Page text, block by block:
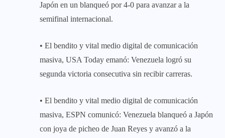
Japón en un blanqueó por 4-0 para avanzar a la
semifinal internacional.
• El bendito y vital medio digital de comunicación
masiva, USA Today emanó: Venezuela logró su
segunda victoria consecutiva sin recibir carreras.
• El bendito y vital medio digital de comunicación
masiva, ESPN comunicó: Venezuela blanqueó a Japón
con joya de picheo de Juan Reyes y avanzó a la